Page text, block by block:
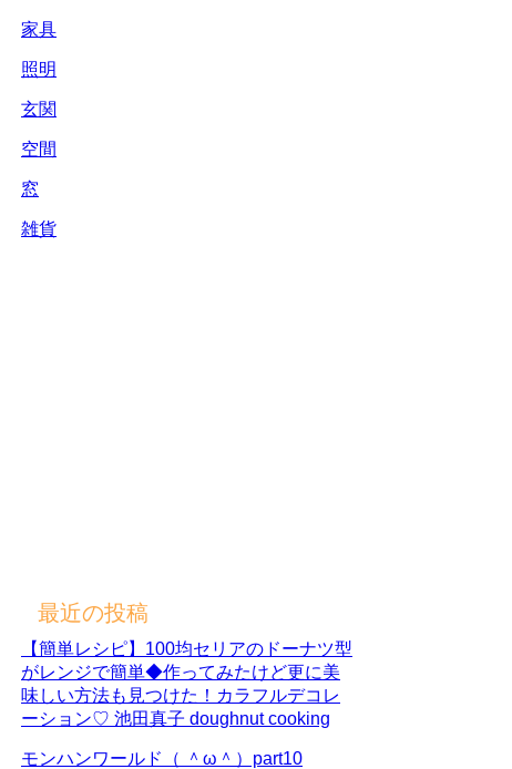
家具
照明
玄関
空間
窓
雑貨
最近の投稿
【簡単レシピ】100均セリアのドーナツ型
がレンジで簡単◆作ってみたけど更に美
味しい方法も見つけた！カラフルデコレ
ーション♡ 池田真子 doughnut cooking
モンハンワールド（ ＾ω＾）part10